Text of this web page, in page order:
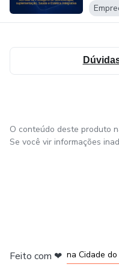
O conteúdo deste produto
Se você vir informações
Feito com ❤ na Cidade do